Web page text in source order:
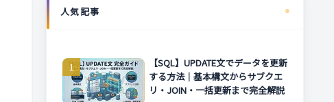
人気記事
【SQL】UPDATE文でデータを更新
する方法｜基本構文からサブクエ
リ・JOIN・一括更新まで完全解説